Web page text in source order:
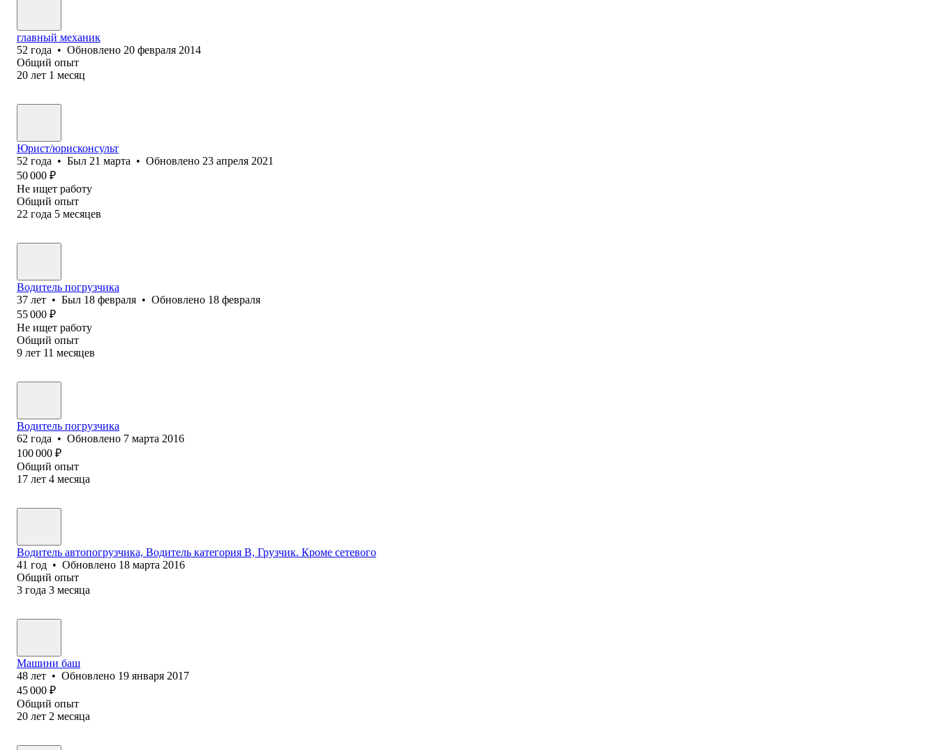
главный механик
52 года • Обновлено 20 февраля 2014
Общий опыт
20 лет 1 месяц
Юрист/юрисконсульт
52 года • Был 21 марта • Обновлено 23 апреля 2021
50 000 ₽
Не ищет работу
Общий опыт
22 года 5 месяцев
Водитель погрузчика
37 лет • Был 18 февраля • Обновлено 18 февраля
55 000 ₽
Не ищет работу
Общий опыт
9 лет 11 месяцев
Водитель погрузчика
62 года • Обновлено 7 марта 2016
100 000 ₽
Общий опыт
17 лет 4 месяца
Водитель автопогрузчика, Водитель категория В, Грузчик. Кроме сетевого
41 год • Обновлено 18 марта 2016
Общий опыт
3 года 3 месяца
Машини баш
48 лет • Обновлено 19 января 2017
45 000 ₽
Общий опыт
20 лет 2 месяца